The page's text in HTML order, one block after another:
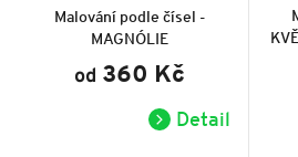
Malování podle čísel -
MAGNÓLIE
produktu
je
5,0
5
od 360 Kč
Detail